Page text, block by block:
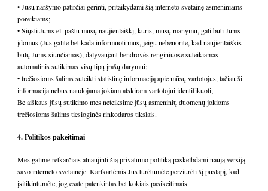
• Jūsų naršymo patirčiai gerinti, pritaikydami šią interneto svetainę asmeniniams
poreikiams;
• Siųsti Jums el. paštu mūsų naujienlaiškį, kuris, mūsų manymu, gali būti Jums
įdomus (Jūs galite bet kada informuoti mus, jeigu nebenorite, kad naujienlaiškis
būtų Jums siunčiamas), dalyvaujant bendrovės renginiuose suteikiamas
automatinis sutikimas visų tipų įrašų darymui;
• trečiosioms šalims suteikti statistinę informaciją apie mūsų vartotojus, tačiau ši
informacija nebus naudojama jokiam atskiram vartotojui identifikuoti;
Be aiškaus jūsų sutikimo mes neteiksime jūsų asmeninių duomenų jokioms
trečiosioms šalims tiesioginės rinkodaros tikslais.
4. Politikos pakeitimai
Mes galime retkarčiais atnaujinti šią privatumo politiką paskelbdami naują versiją
savo interneto svetainėje. Kartkartėmis Jūs turėtumėte peržiūrėti šį puslapį, kad
įsitikintumėte, jog esate patenkintas bet kokiais pasikeitimais.